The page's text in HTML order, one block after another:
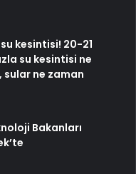
kesintisi! 20-21
su kesintisi ne
ne zaman
Bakanları